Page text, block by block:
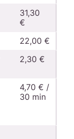
31,30
€
22,00 €
2,30 €
4,70 € /
30 min